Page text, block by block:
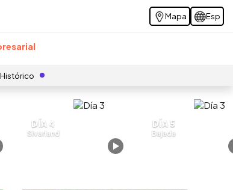
Mapa Esp
DÍA 4
Sivarland
DÍA 5
Bajada